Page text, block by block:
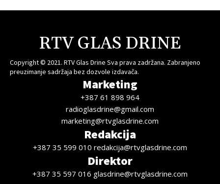
RTV GLAS DRINE
Copyright © 2021. RTV Glas Drine Sva prava zadržana. Zabranjeno
preuzimanje sadržaja bez dozvole izdavača.
Marketing
+387 61 898 964
radioglasdrine@gmail.com
marketing@rtvglasdrine.com
Redakcija
+387 35 599 010 redakcija@rtvglasdrine.com
Direktor
+387 35 597 016 glasdrine@rtvglasdrine.com